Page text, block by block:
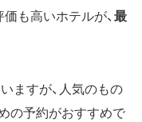
も高いホテルが、 最
ますが、人気のもの
の予約がおすすめで